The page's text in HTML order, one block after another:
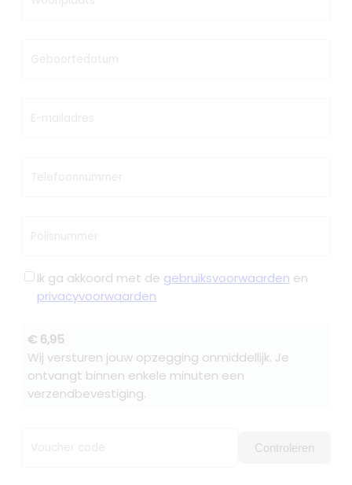
Geboortedatum
E-mailadres
Telefoonnummer
Polisnummer
Ik ga akkoord met de gebruiksvoorwaarden en
privacyvoorwaarden
€ 6,95
Wij versturen jouw opzegging onmiddellijk. Je
ontvangt binnen enkele minuten een
verzendbevestiging.
Voucher code Controleren